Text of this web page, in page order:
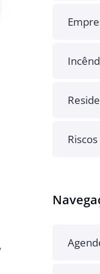
Riscos